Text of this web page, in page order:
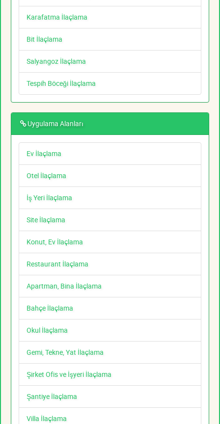
Karafatma İlaçlama
Bit İlaçlama
Salyangoz İlaçlama
Tespih Böceği İlaçlama
Uygulama Alanları
Ev İlaçlama
Otel İlaçlama
İş Yeri İlaçlama
Site İlaçlama
Konut, Ev İlaçlama
Restaurant İlaçlama
Apartman, Bina İlaçlama
Bahçe İlaçlama
Okul İlaçlama
Gemi, Tekne, Yat İlaçlama
Şirket Ofis ve İşyeri İlaçlama
Şantiye İlaçlama
Villa İlaçlama